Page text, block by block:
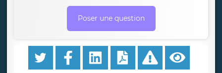
Poser une question